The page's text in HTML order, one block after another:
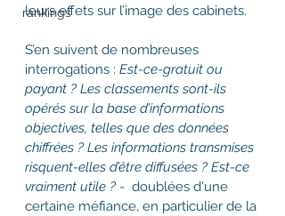
rankings
leurs effets sur l’image des cabinets.
S’en suivent de nombreuses
interrogations : Est-ce-gratuit ou
payant ? Les classements sont-ils
opérés sur la base d’informations
objectives, telles que des données
chiffrées ? Les informations transmises
risquent-elles d’être diffusées ? Est-ce
vraiment utile ? -  doublées d'une
certaine méfiance, en particulier de la